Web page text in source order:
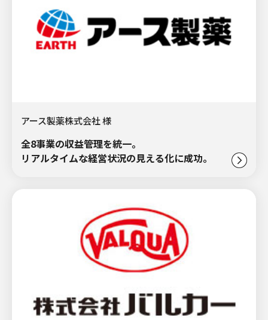
アース製薬株式会社 様
全8事業の収益管理を統一。
リアルタイムな経営状況の見える化に成功。